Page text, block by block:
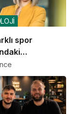
spor
tek